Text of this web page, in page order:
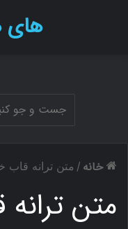
خانه / متن ترانه قاب
متن